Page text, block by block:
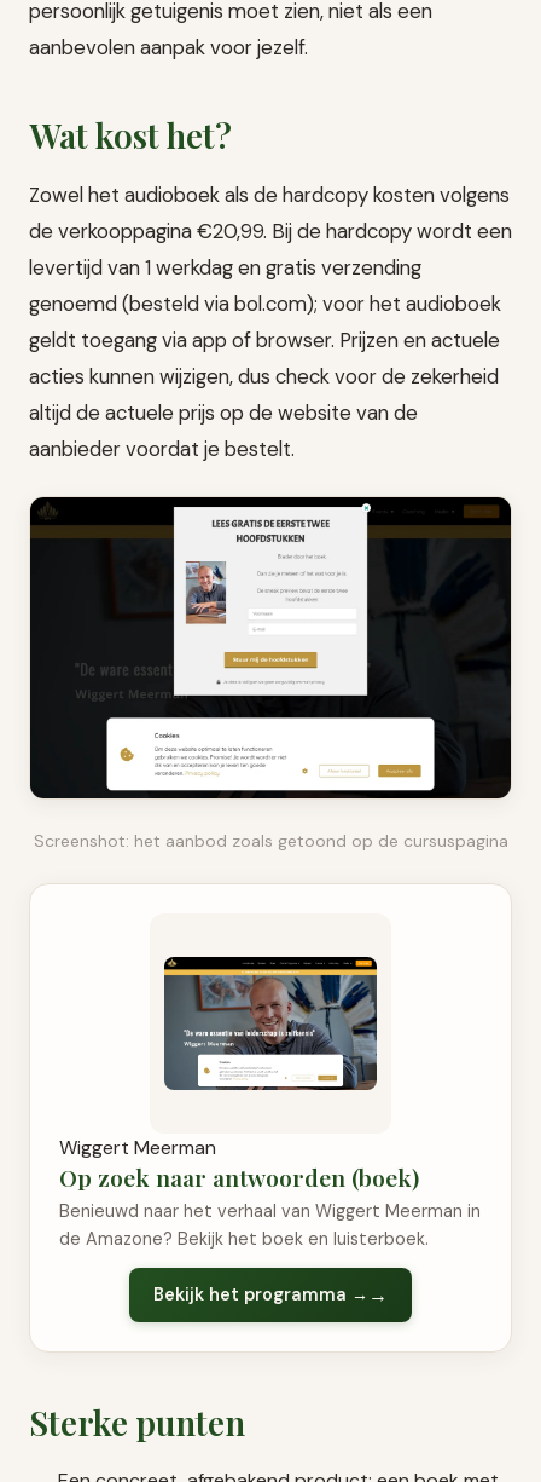
persoonlijk getuigenis moet zien, niet als een
aanbevolen aanpak voor jezelf.
Wat kost het?
Zowel het audioboek als de hardcopy kosten volgens
de verkooppagina €20,99. Bij de hardcopy wordt een
levertijd van 1 werkdag en gratis verzending
genoemd (besteld via bol.com); voor het audioboek
geldt toegang via app of browser. Prijzen en actuele
acties kunnen wijzigen, dus check voor de zekerheid
altijd de actuele prijs op de website van de
aanbieder voordat je bestelt.
Screenshot: het aanbod zoals getoond op de cursuspagina
Wiggert Meerman
Op zoek naar antwoorden (boek)
Benieuwd naar het verhaal van Wiggert Meerman in
de Amazone? Bekijk het boek en luisterboek.
Bekijk het programma →
Sterke punten